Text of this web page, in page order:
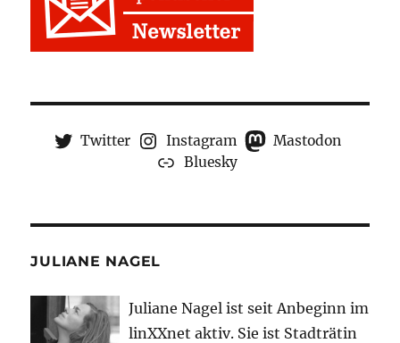
Twitter Instagram
Mastodon
Bluesky
JULIANE NAGEL
Juliane Nagel ist seit Anbeginn im
linXXnet aktiv. Sie ist Stadträtin